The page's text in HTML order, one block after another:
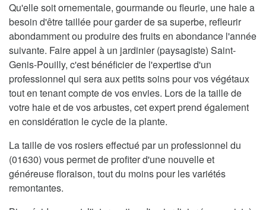
Qu'elle soit ornementale, gourmande ou fleurie, une haie a
besoin d'être taillée pour garder de sa superbe, refleurir
abondamment ou produire des fruits en abondance l'année
suivante. Faire appel à un jardinier (paysagiste) Saint-
Genis-Pouilly, c'est bénéficier de l'expertise d'un
professionnel qui sera aux petits soins pour vos végétaux
tout en tenant compte de vos envies. Lors de la taille de
votre haie et de vos arbustes, cet expert prend également
en considération le cycle de la plante.
La taille de vos rosiers effectué par un professionnel du
(01630) vous permet de profiter d'une nouvelle et
généreuse floraison, tout du moins pour les variétés
remontantes.